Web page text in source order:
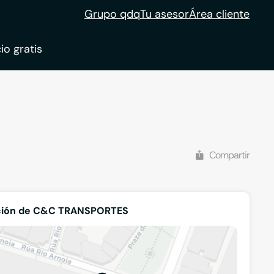
Grupo qdqTu asesorÁrea cliente
gratis
Compartir
de C&C TRANSPORTES